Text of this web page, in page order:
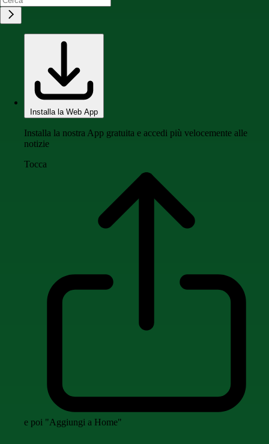
Installa la Web App
Installa la nostra App gratuita e accedi più velocemente alle
notizie
Tocca
e poi "Aggiungi a Home"